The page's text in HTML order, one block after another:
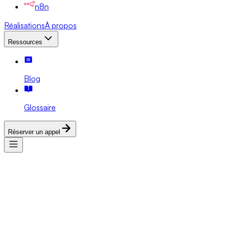
n8n
RéalisationsÀ propos
Ressources
Blog
Glossaire
Réserver un appel